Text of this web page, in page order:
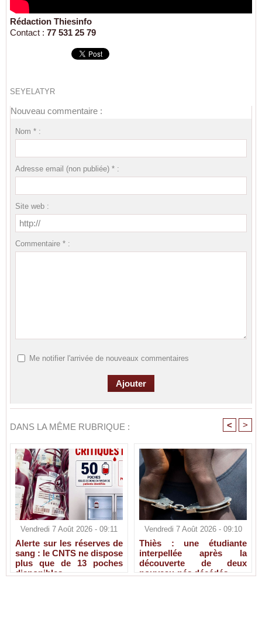
Rédaction Thiesinfo
Contact : 77 531 25 79
SEYELATYR
Nouveau commentaire :
Nom * :
Adresse email (non publiée) * :
Site web :
Commentaire * :
Me notifier l'arrivée de nouveaux commentaires
DANS LA MÊME RUBRIQUE : < >
Vendredi 7 Août 2026 - 09:11
Alerte sur les réserves de
sang : le CNTS ne dispose
plus que de 13 poches
disponibles
Vendredi 7 Août 2026 - 09:10
Thiès : une étudiante
interpellée après la
découverte de deux
nouveau-nés décédés